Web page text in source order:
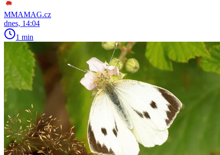
MMAMAG.cz
dnes, 14:04
1 min